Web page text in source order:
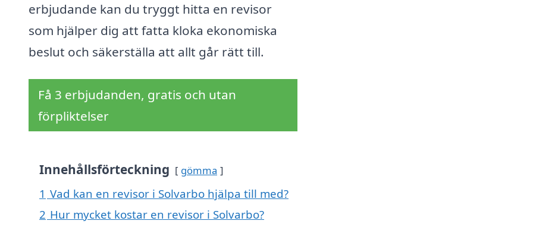
erbjudande kan du tryggt hitta en revisor
som hjälper dig att fatta kloka ekonomiska
beslut och säkerställa att allt går rätt till.
Få 3 erbjudanden, gratis och utan
förpliktelser
Innehållsförteckning gömma
1 Vad kan en revisor i Solvarbo hjälpa till med?
2 Hur mycket kostar en revisor i Solvarbo?